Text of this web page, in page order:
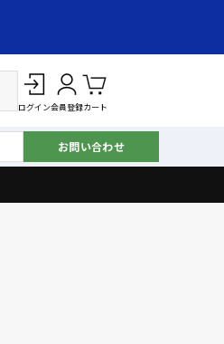
ログイン会員登録カート
お問い合わせ